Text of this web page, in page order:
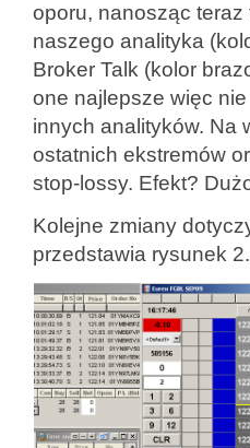
oporu, nanosząc
naszego analityka
Broker Talk (kolor
one najlepsze więc
innych analityków. Na
ostatnich ekstremów
stop-lossy. Efekt?
Kolejne zmiany
przedstawia rysunek 2.